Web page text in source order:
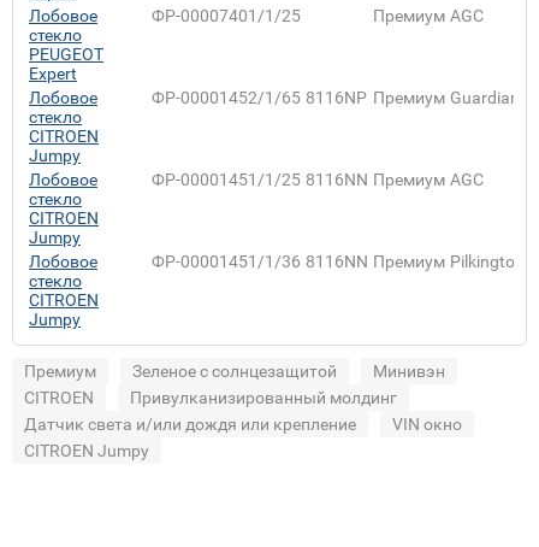
Лобовое
стекло
PEUGEOT
Expert
ФР-00007401/1/25 Премиум AGC
Лобовое
стекло
CITROEN
Jumpy
ФР-00001452/1/65 8116NP Премиум Guardian
Лобовое
стекло
CITROEN
Jumpy
ФР-00001451/1/25 8116NN Премиум AGC
Лобовое
стекло
CITROEN
Jumpy
ФР-00001451/1/36 8116NN Премиум Pilkington
Премиум Зеленое с солнцезащитой
Минивэн
CITROEN
Привулканизированный молдинг
Датчик света и/или дождя или крепление
VIN окно
CITROEN Jumpy